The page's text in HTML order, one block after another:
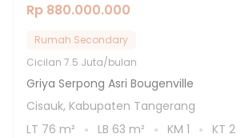
Rp 880.000.000
Rumah Secondary
Cicilan 7.5 Juta/bulan
Griya Serpong Asri Bougenville
Cisauk, Kabupaten Tangerang
LT 76 m² LB 63 m² KM 1 KT 2